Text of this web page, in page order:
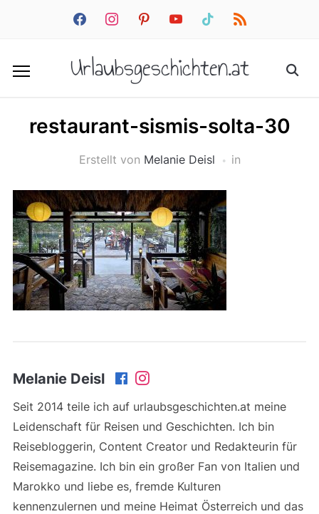
facebookinstagrampinterestyoutube tiktok rss
Urlaubsgeschichten.at
restaurant-sismis-solta-30
Erstellt von Melanie Deisl in
Melanie Deisl
Seit 2014 teile ich auf urlaubsgeschichten.at meine
Leidenschaft für Reisen und Geschichten. Ich bin
Reisebloggerin, Content Creator und Redakteurin für
Reisemagazine. Ich bin ein großer Fan von Italien und
Marokko und liebe es, fremde Kulturen
kennenzulernen und meine Heimat Österreich und das